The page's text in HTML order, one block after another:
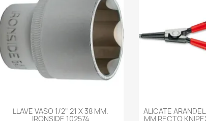
-->
LLAVE VASO 1/2" 21 X 38 MM.
IRONSIDE 102574
--
ALICATE
MM RECTO